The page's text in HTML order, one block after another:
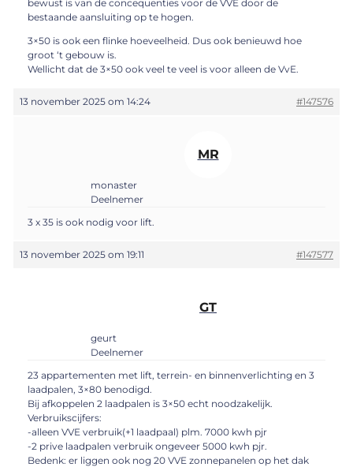
bewust is van de concequenties voor de VVE door de
bestaande aansluiting op te hogen.
3×50 is ook een flinke hoeveelheid. Dus ook benieuwd hoe
groot ‘t gebouw is.
Wellicht dat de 3×50 ook veel te veel is voor alleen de VvE.
13 november 2025 om 14:24 #147576
MR
monaster
Deelnemer
3 x 35 is ook nodig voor lift.
13 november 2025 om 19:11 #147577
GT
geurt
Deelnemer
23 appartementen met lift, terrein- en binnenverlichting en 3
laadpalen, 3×80 benodigd.
Bij afkoppelen 2 laadpalen is 3×50 echt noodzakelijk.
Verbruikscijfers:
-alleen VVE verbruik(+1 laadpaal) plm. 7000 kwh pjr
-2 prive laadpalen verbruik ongeveer 5000 kwh pjr.
Bedenk: er liggen ook nog 20 VVE zonnepanelen op het dak